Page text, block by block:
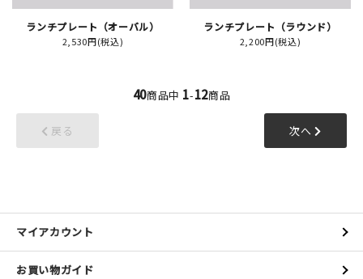
ランチプレート（オーバル）
2,530円(税込)
ランチプレート（ラウンド）
2,200円(税込)
40商品中 1-12商品
戻る 次へ
マイアカウント
お買い物ガイド